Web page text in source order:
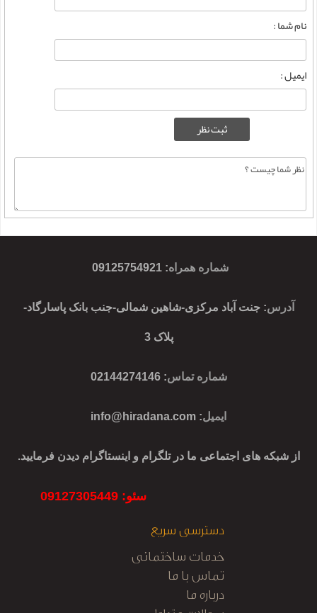
نام شما :
ایمیل :
شماره همراه:
09125754921
آدرس: جنت آباد مرکزی-شاهین شمالی-جنب بانک پاسارگاد-
پلاک 3
شماره تماس: 02144274146
ایمیل:
info@hiradana.com
از شبکه های اجتماعی ما در تلگرام و اینستاگرام دیدن فرمایید.
سئو: 09127305449
دسترسی سریع
خدمات ساختمانی
تماس با ما
درباره ما